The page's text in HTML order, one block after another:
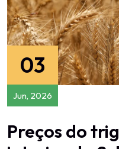
03
Jun, 2026
Preços do